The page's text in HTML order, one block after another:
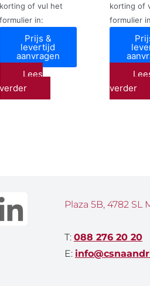
korting of vul het
formulier in:
Prijs &
levertijd
aanvragen
Lees
verder
korting of
formulier
verder
Plaza 5B, 4782 SL
T: 088 276 20 20
E: